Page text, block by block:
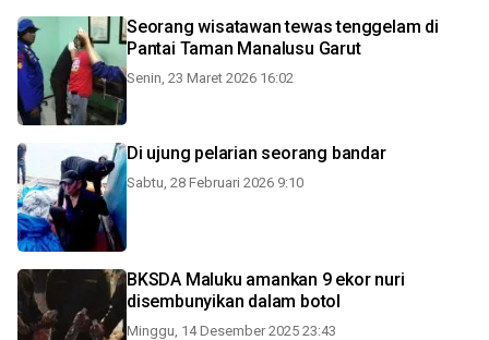
Seorang wisatawan tewas tenggelam di
Pantai Taman Manalusu Garut
Senin, 23 Maret 2026 16:02
Di ujung pelarian seorang bandar
Sabtu, 28 Februari 2026 9:10
BKSDA Maluku amankan 9 ekor nuri
disembunyikan dalam botol
Minggu, 14 Desember 2025 23:43